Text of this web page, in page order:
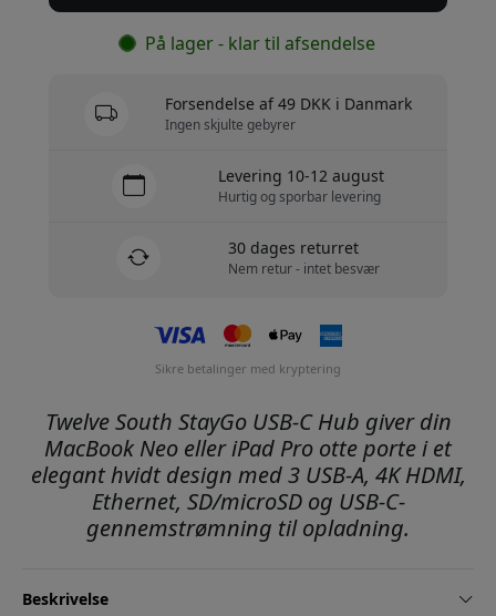
På lager - klar til afsendelse
Forsendelse af 49 DKK i Danmark
Ingen skjulte gebyrer
Levering 10-12 august
Hurtig og sporbar levering
30 dages returret
Nem retur - intet besvær
Sikre betalinger med kryptering
Twelve South StayGo USB-C Hub giver din
MacBook Neo eller iPad Pro otte porte i et
elegant hvidt design med 3 USB-A, 4K HDMI,
Ethernet, SD/microSD og USB-C-
gennemstrømning til opladning.
Beskrivelse